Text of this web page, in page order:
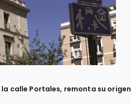
calle Portales, remonta su origen